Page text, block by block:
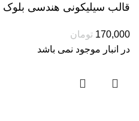
قالب سیلیکونی هندسی بلوک
170,000 تومان
در انبار موجود نمی باشد